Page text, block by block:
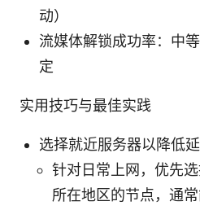
动）
流媒体解锁成功率：中
定
实用技巧与最佳实践
选择就近服务器以降低
针对日常上网，优先
所在地区的节点，通